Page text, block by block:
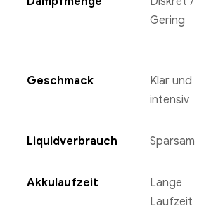
Gering
Geschmack
Klar und
intensiv
Liquidverbrauch Sparsam
Akkulaufzeit
Lange
Laufzeit